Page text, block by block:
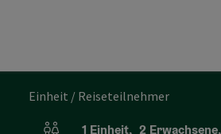
Einheit / Reiseteilnehmer
1 Einheit, 2 Erwachsene,